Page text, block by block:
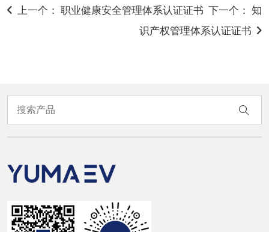
上一个： 职业健康安全管理体系认证证书 下一个： 知
识产权管理体系认证证书